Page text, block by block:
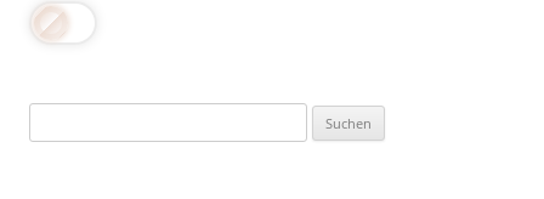
nach: